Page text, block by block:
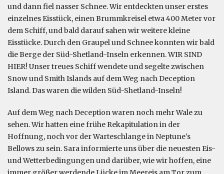
und dann fiel nasser Schnee. Wir entdeckten unser erstes
einzelnes Eisstück, einen Brummkreisel etwa 400 Meter vor
dem Schiff, und bald darauf sahen wir weitere kleine
Eisstücke. Durch den Graupel und Schnee konnten wir bald
die Berge der Süd-Shetland-Inseln erkennen. WIR SIND
HIER! Unser treues Schiff wendete und segelte zwischen
Snow und Smith Islands auf dem Weg nach Deception
Island. Das waren die wilden Süd-Shetland-Inseln!
Auf dem Weg nach Deception waren noch mehr Wale zu
sehen. Wir hatten eine frühe Rekapitulation in der
Hoffnung, noch vor der Warteschlange in Neptune's
Bellows zu sein. Sara informierte uns über die neuesten Eis-
und Wetterbedingungen und darüber, wie wir hoffen, eine